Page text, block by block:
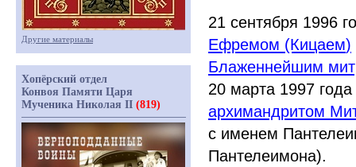
21 сентября 1996
Ефремом (Кицаем)
Блаженнейшим
20 марта 1997
архимандритом
с именем
Пантелеимона).
Другие материалы
Хопёрский отдел
Конвоя Памяти Царя
Мученика Николая II (819)